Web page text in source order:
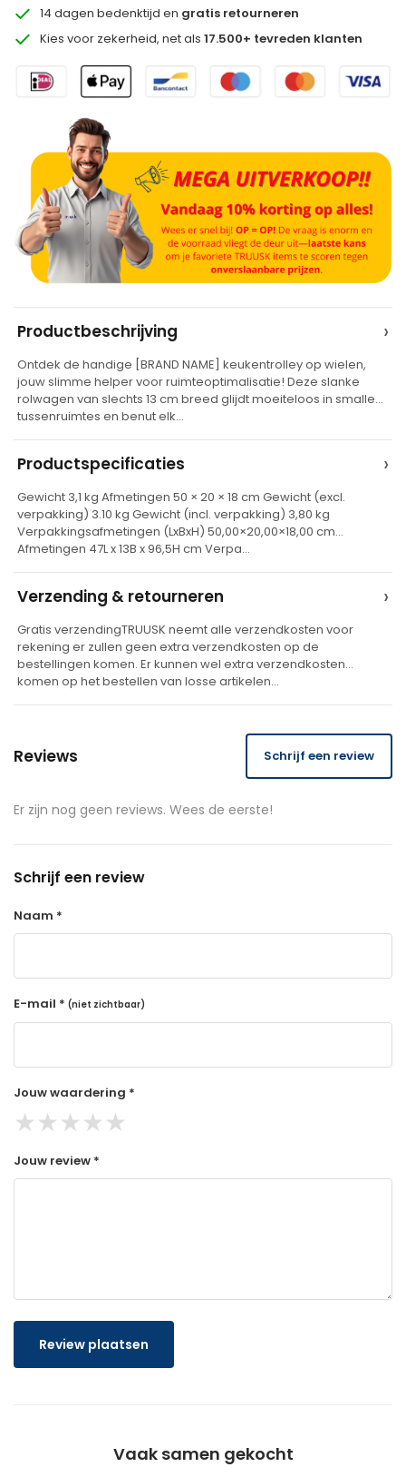
14 dagen bedenktijd en gratis retourneren
Kies voor zekerheid, net als17.500+ tevreden klanten
t
e
r
a
t
v
e
Productbeschrijving ›
Ontdek de handige [BRAND NAME] keukentrolley op wielen,
jouw slimme helper voor ruimteoptimalisatie! Deze slanke
rolwagen van slechts 13 cm breed glijdt moeiteloos in smalle
tussenruimtes en benut elk…
Productspecificaties ›
Gewicht 3,1 kg Afmetingen 50 × 20 × 18 cm Gewicht (excl.
verpakking) 3.10 kg Gewicht (incl. verpakking) 3,80 kg
Verpakkingsafmetingen (LxBxH) 50,00×20,00×18,00 cm
Afmetingen 47L x 13B x 96,5H cm Verpa…
Verzending & retourneren ›
Gratis verzendingTRUUSK neemt alle verzendkosten voor
rekening er zullen geen extra verzendkosten op de
bestellingen komen. Er kunnen wel extra verzendkosten
komen op het bestellen van losse artikelen…
Reviews Schrijf een review
Er zijn nog geen reviews. Wees de eerste!
Schrijf een review
Naam *
E-mail * (niet zichtbaar)
Jouw waardering *
★★★★★
Jouw review *
Review plaatsen
Vaak samen gekocht